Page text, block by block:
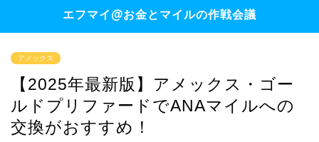
エフマイ@お金とマイルの作戦会議
アメックス
【2025年最新版】アメックス・ゴー
ルドプリファードでANAマイルへの
交換がおすすめ！